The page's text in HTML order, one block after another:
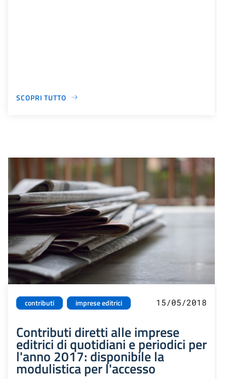
SCOPRI TUTTO
contributi imprese editrici 15/05/2018
Contributi diretti alle imprese
editrici di quotidiani e periodici per
l'anno 2017: disponibile la
modulistica per l'accesso